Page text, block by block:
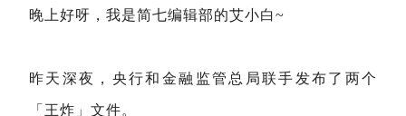
晚上好呀，我是简七编辑部的艾小白~
昨天深夜，央行和金融监管总局联手发布了两个
「王炸」文件。